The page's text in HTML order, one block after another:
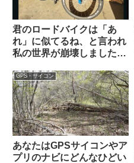
君のロードバイクは「あ
れ」に似てるね、と言われ
私の世界が崩壊しました
GPS・サイコン
あなたはGPSサイコンやア
プリのナビにどんなひどい